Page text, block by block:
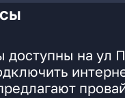
доступны на ул